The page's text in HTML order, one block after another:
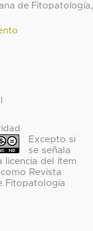
de Fitopatología,
Excepto si
se señala
licencia del ítem
Revista
Fitopatología